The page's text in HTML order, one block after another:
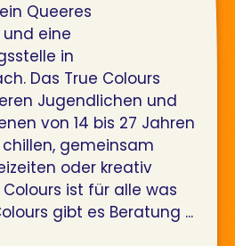
Queeres
eine
in
Das True Colours
Jugendlichen und
von 14 bis 27 Jahren
gemeinsam
oder kreativ
ist für alle was
gibt es Beratung ...